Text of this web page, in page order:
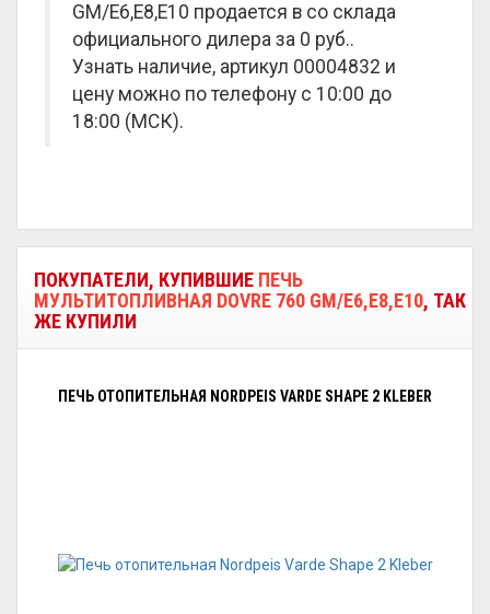
GM/E6,E8,E10 продается в со склада
официального дилера за 0 руб..
Узнать наличие, артикул 00004832 и
цену можно по телефону с 10:00 до
18:00 (МСК).
ПОКУПАТЕЛИ, КУПИВШИЕ ПЕЧЬ
МУЛЬТИТОПЛИВНАЯ DOVRE 760 GM/E6,E8,E10, ТАК
ЖЕ КУПИЛИ
ПЕЧЬ ОТОПИТЕЛЬНАЯ NORDPEIS VARDE SHAPE 2 KLEBER